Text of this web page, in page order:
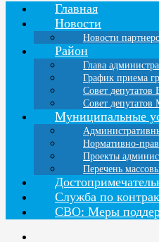
Главная
Новости
Новости
Район
Глава
График приема
Совет депутатов
Совет депутатов
Муниципальные
Нормативно-
Проекты
Перечень
Служба по
СВО: Меры